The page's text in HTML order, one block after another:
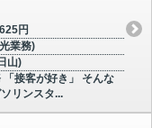
円
業務)
山)
接客が好き」 そんな
リンスタ...